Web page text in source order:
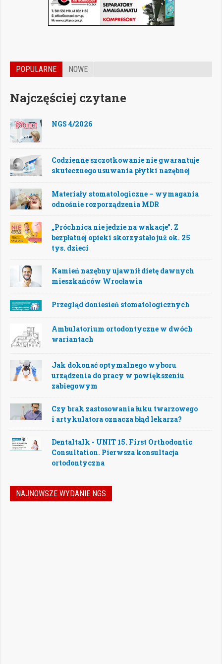
POPULARNE NOWE
Najczęściej czytane
NGS 4/2026
Codzienne szczotkowanie nie gwarantuje
skutecznego usuwania płytki nazębnej
Materiały stomatologiczne – wymagania
odnośnie rozporządzenia MDR
„Próchnica nie jedzie na wakacje”. Z
bezpłatnej opieki skorzystało już ok. 25
tys. dzieci
Kamień nazębny ujawnił dietę dawnych
mieszkańców Wrocławia
Przegląd doniesień stomatologicznych
Ambulatorium ortodontyczne w dwóch
wariantach
Jak dokonać optymalnego wyboru
urządzenia do pracy w powiększeniu
zabiegowym
Czy brak zastosowania łuku twarzowego
i artykulatora oznacza błąd lekarza?
Dentaltalk - UNIT 15. First Orthodontic
Consultation. Pierwsza konsultacja
ortodontyczna
NAJNOWSZE WYDANIE NGS